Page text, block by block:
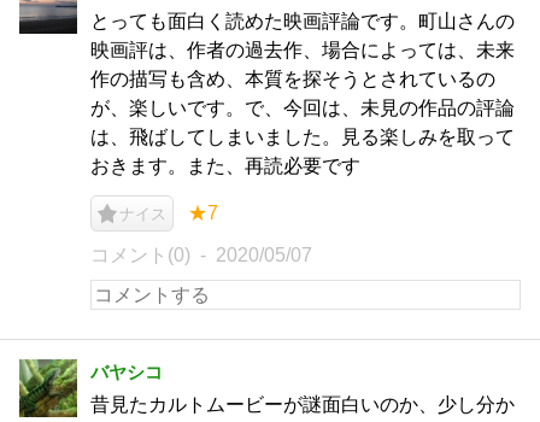
とっても面白く読めた映画評論です。町山さんの
映画評は、作者の過去作、場合によっては、未来
作の描写も含め、本質を探そうとされているの
が、楽しいです。で、今回は、未見の作品の評論
は、飛ばしてしまいました。見る楽しみを取って
おきます。また、再読必要です
ナイス ★7
コメント(0) 2020/05/07
バヤシコ
昔見たカルトムービーが謎面白いのか、少し分か